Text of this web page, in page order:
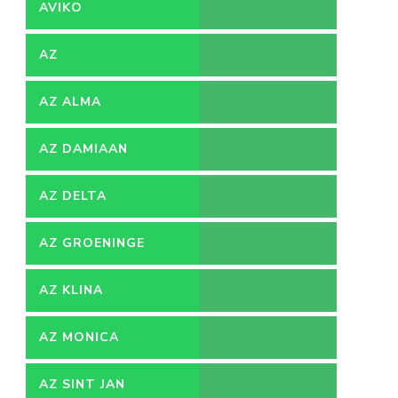
AVIKO
AZ
AZ ALMA
AZ DAMIAAN
AZ DELTA
AZ GROENINGE
AZ KLINA
AZ MONICA
AZ SINT JAN